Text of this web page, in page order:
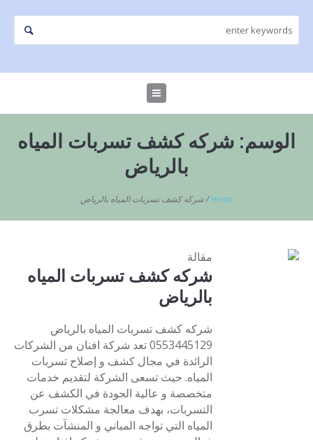
الوسم: شركه كشف تسربات المياه
بالرياض
Home
/شركه كشف تسربات المياه بالرياض
مقالة
شركه كشف تسربات المياه
بالرياض
شركه كشف تسربات المياه بالرياض
0553445129 تعد شركة افنان من الشركات
الرائدة في مجال كشف و إصلاح تسربات
المياه. حيث تسعى الشركة لتقديم خدمات
متخصصة و عالية الجودة في الكشف عن
التسربات، بهدف معالجة مشكلات تسرب
المياه التي تواجه المباني و المنشآت بطرق